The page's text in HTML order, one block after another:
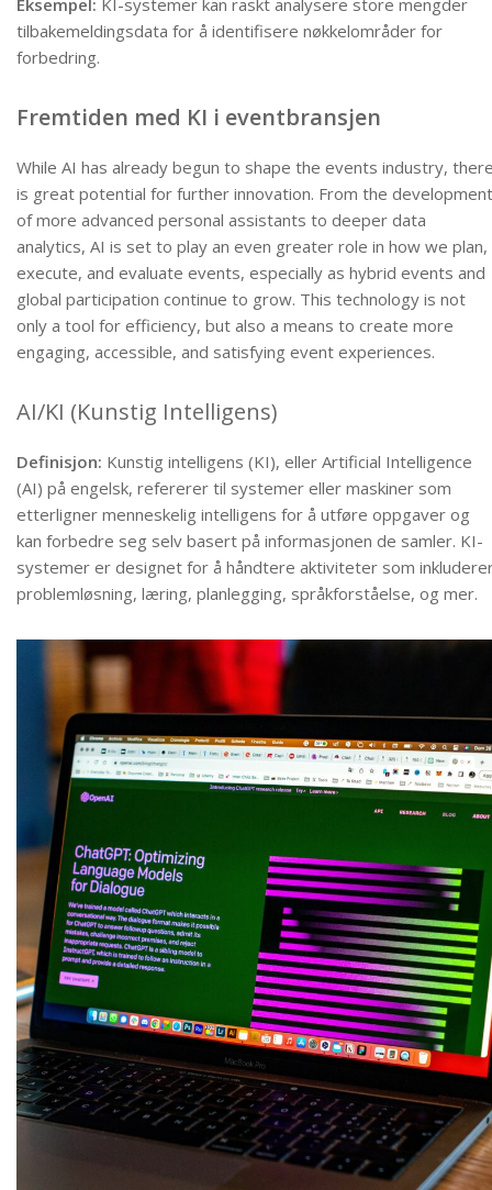
Eksempel: KI-systemer kan raskt analysere store mengder
tilbakemeldingsdata for å identifisere nøkkelområder for
forbedring.
Fremtiden med KI i eventbransjen
While AI has already begun to shape the events industry,
is great potential for further innovation. From the development
of more advanced personal assistants to deeper data
analytics, AI is set to play an even greater role in how we plan,
execute, and evaluate events, especially as hybrid events and
global participation continue to grow. This technology is not
only a tool for efficiency, but also a means to create more
engaging, accessible, and satisfying event experiences.
AI/KI (Kunstig Intelligens)
Definisjon: Kunstig intelligens (KI), eller Artificial Intelligence
(AI) på engelsk, refererer til systemer eller maskiner som
etterligner menneskelig intelligens for å utføre oppgaver og
kan forbedre seg selv basert på informasjonen de samler. KI-
systemer er designet for å håndtere aktiviteter som
problemløsning, læring, planlegging, språkforståelse, og mer.